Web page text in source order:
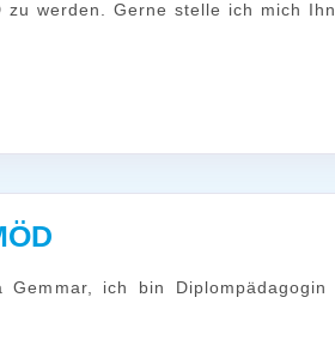
zu werden. Gerne stelle ich mich
Team